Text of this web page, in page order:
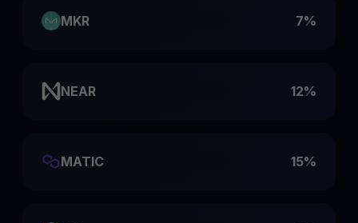
MKR 7%
NEAR 12%
MATIC 15%